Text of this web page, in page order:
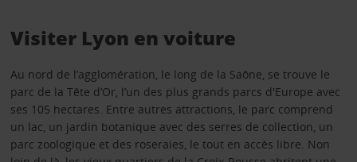
Visiter Lyon en voiture
Au nord de l’agglomération, le long de la Saône, se trouve le
parc de la Tête d’Or, l’un des plus grands parcs d'Europe avec
ses 105 hectares. Entre autres attractions, le parc comprend
un lac, un jardin botanique avec des serres de collection, un
parc zoologique et des roseraies, le tout en accès libre. Non